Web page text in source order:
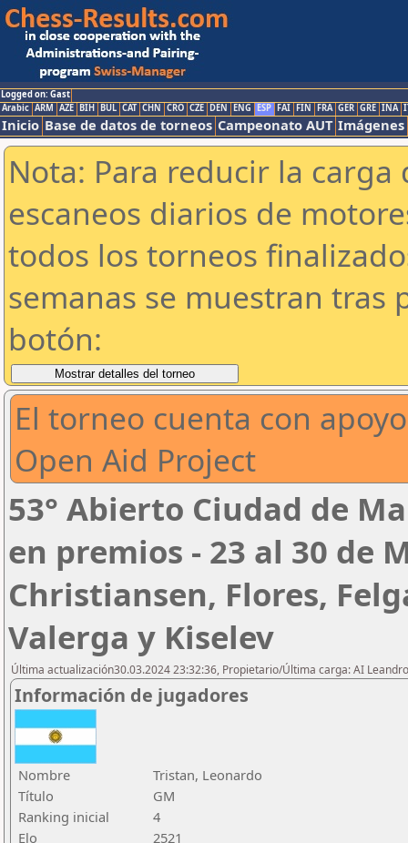
Logged on: Gast
Arabic ARM AZE BIH BUL CAT CHN CRO CZE DEN ENG ESP FAI FIN FRA GER GRE INA
Inicio Base de datos de torneos Campeonato AUT Imágenes
Nota: Para reducir la
escaneos diarios de
todos los torneos
semanas se muestran tras
botón:
El torneo cuenta con
Open Aid Project
53° Abierto Ciudad de
en premios - 23 al 30 de
Christiansen, Flores,
Valerga y Kiselev
Última actualización30.03.2024 23:32:36, Propietario/Última carga: AI
Información de jugadores
Nombre
Tristan, Leonardo
Título
GM
Ranking inicial
4
Elo
2521